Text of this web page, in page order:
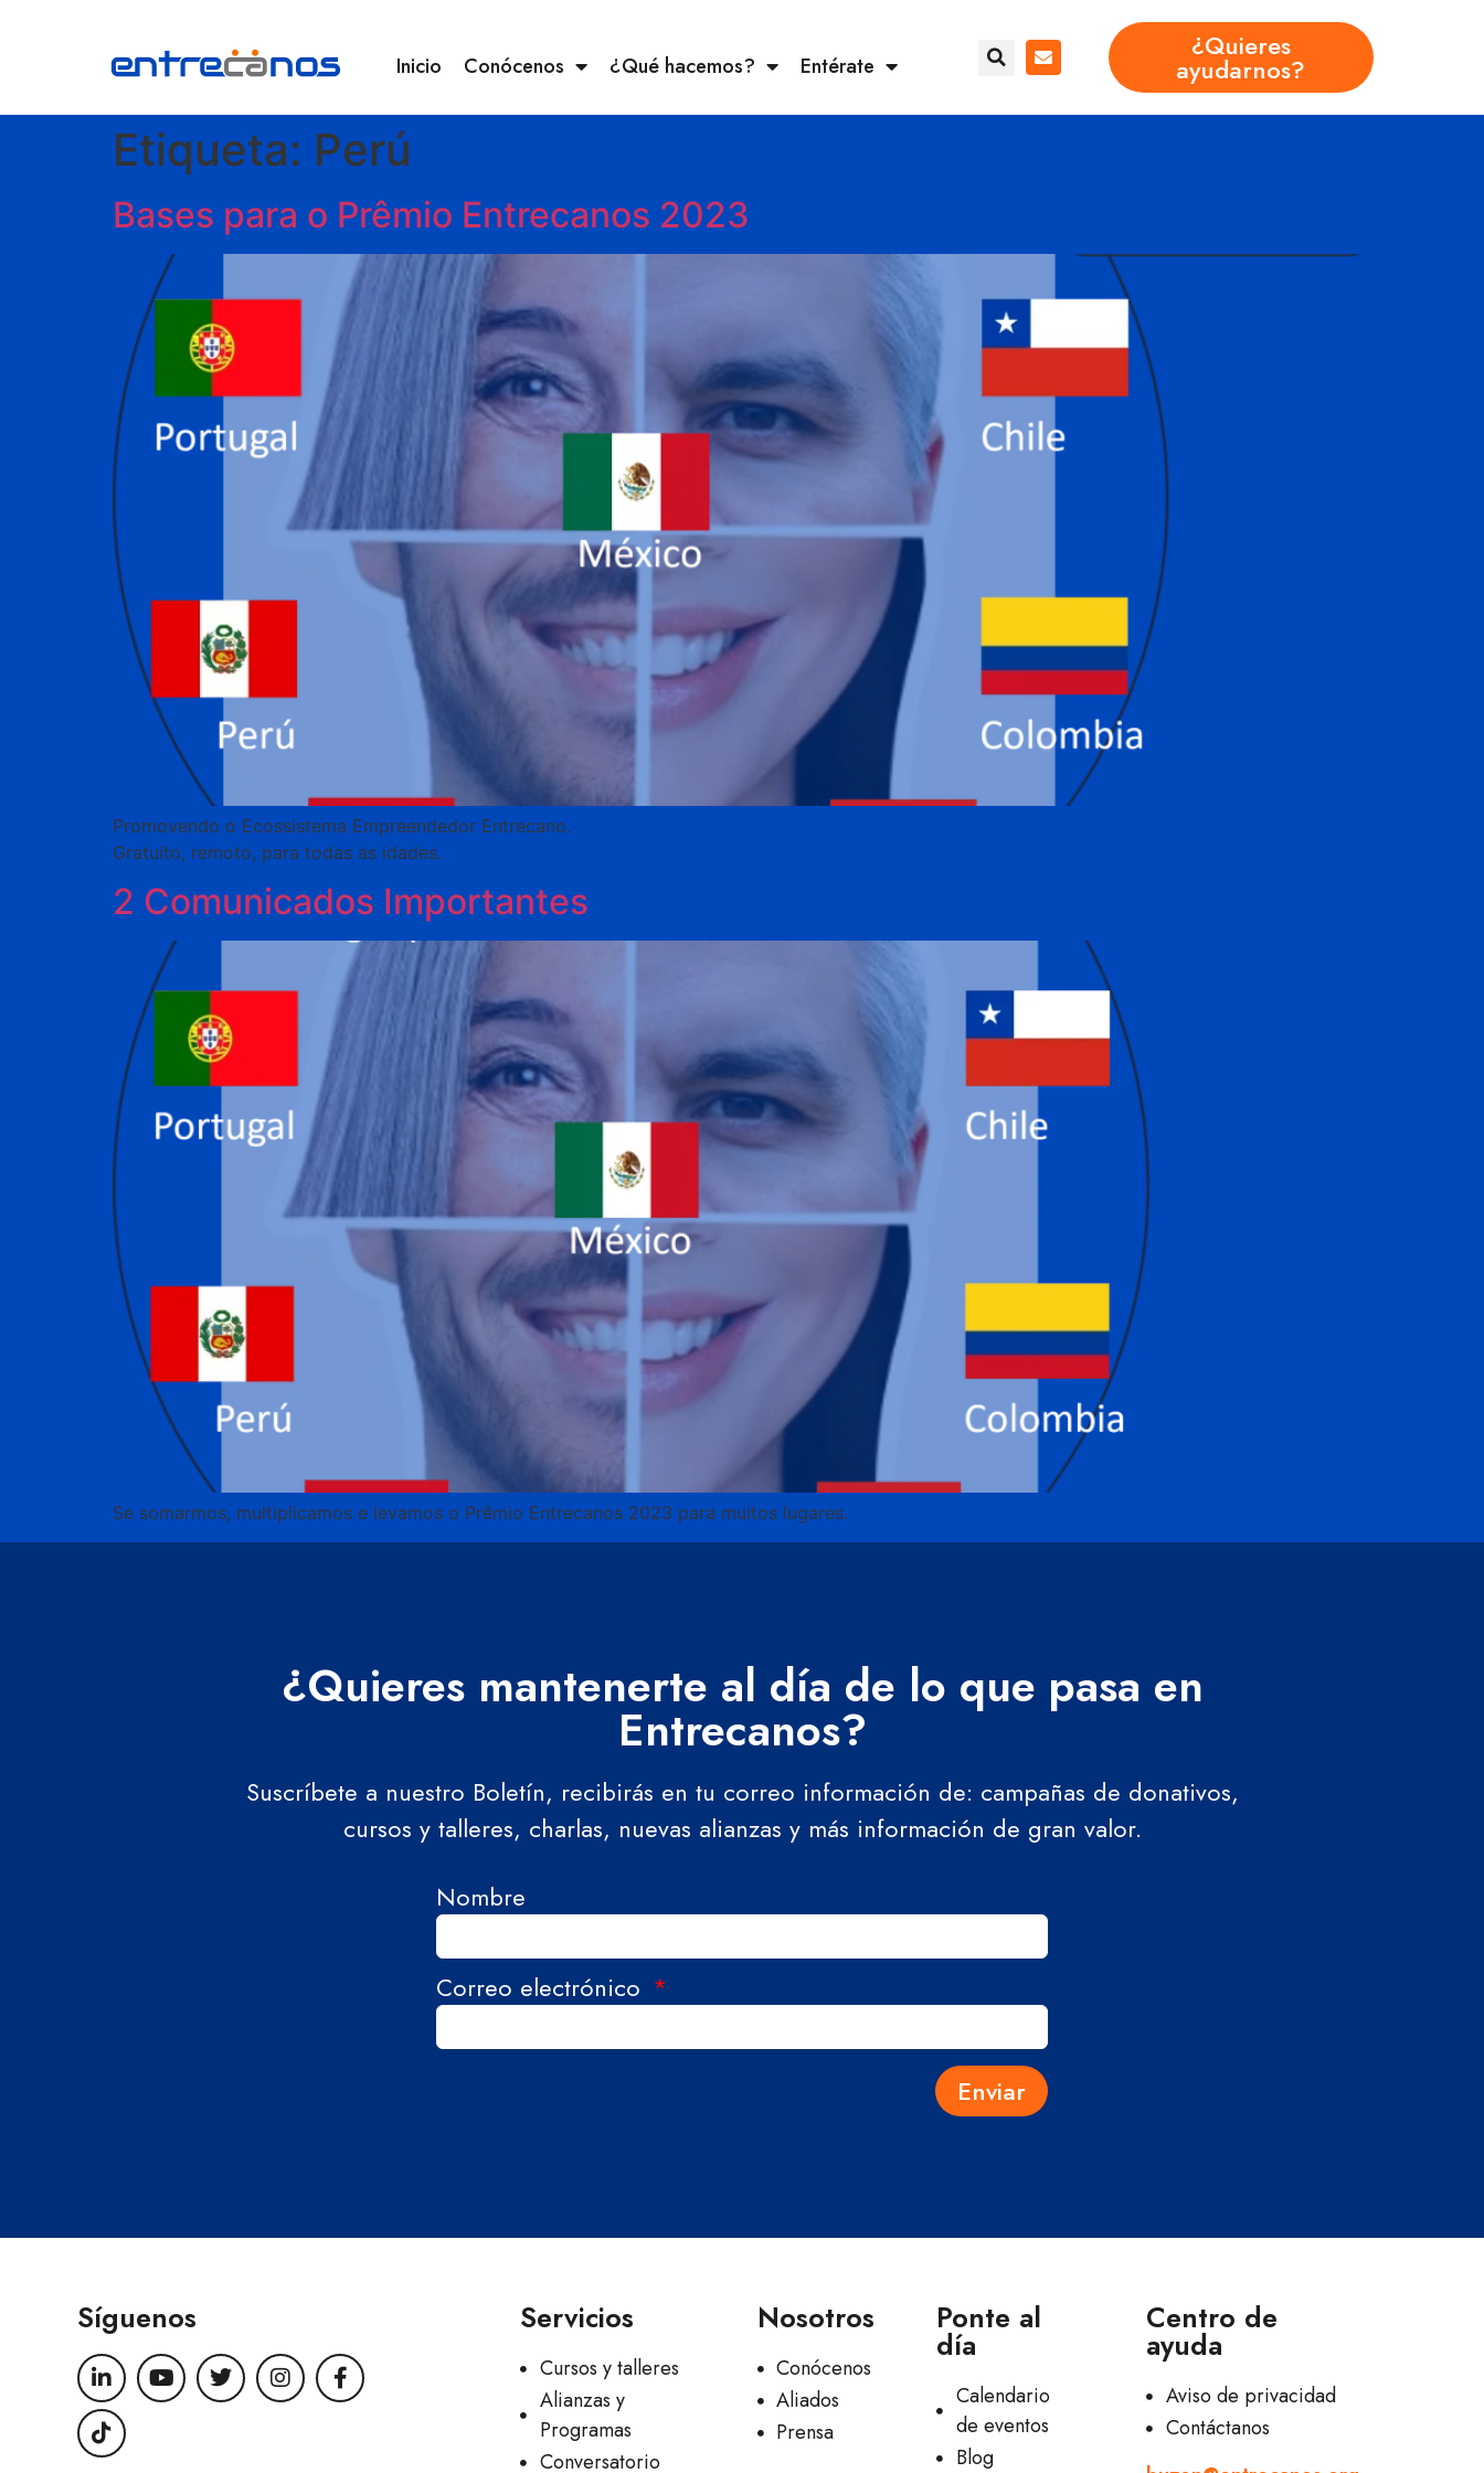
Inicio Conócenos ¿Qué hacemos? Entérate
¿Quieres
ayudarnos?
Etiqueta: Perú
Bases para o Prêmio Entrecanos 2023
Promovendo o Ecossistema Empreendedor Entrecano.
Gratuito, remoto, para todas as idades.
2 Comunicados Importantes
Se somarmos, multiplicamos e levamos o Prêmio Entrecanos 2023 para muitos lugares.
¿Quieres mantenerte al día de lo que pasa en
Entrecanos?
Suscríbete a nuestro Boletín, recibirás en tu correo información de: campañas de donativos,
cursos y talleres, charlas, nuevas alianzas y más información de gran valor.
Nombre
Correo electrónico
Enviar
Síguenos Servicios
Cursos y talleres
Alianzas y
Programas
Conversatorio
Nosotros
Conócenos
Aliados
Prensa
Ponte al
día
Calendario
de eventos
Blog
Centro de
ayuda
Aviso de privacidad
Contáctanos